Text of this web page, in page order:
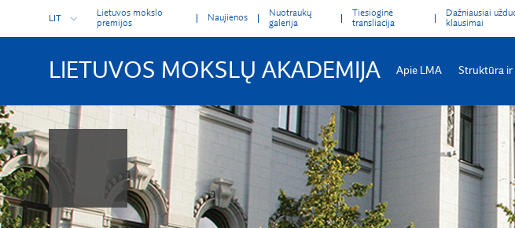
LIETUVOS MOKSLŲ AKADEMIJA
LIT
Lietuvos mokslo
premijos
Naujienos
Nuotraukų
galerija
Tiesioginė
transliacija
Dažniausiai
klausimai
Apie LMA Struktūra ir